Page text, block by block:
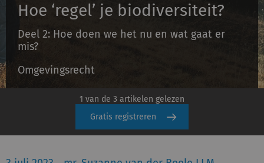
Inloggen
Hoe ‘regel’ je biodiversiteit?
Deel 2: Hoe doen we het nu en wat gaat er
mis?
Omgevingsrecht
1 van de 3 artikelen gelezen
Gratis registreren